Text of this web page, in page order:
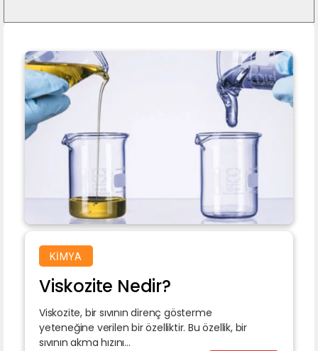
KIMYA
Viskozite Nedir?
Viskozite, bir sıvının direnç gösterme
yeteneğine verilen bir özelliktir. Bu özellik, bir
sıvının akma hızını...